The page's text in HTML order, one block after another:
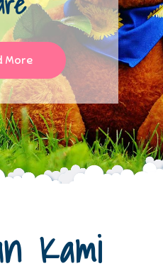
More
Bayi
More
Kami